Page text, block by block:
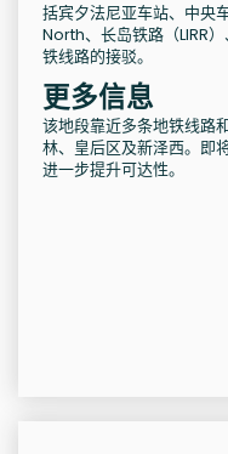
括宾夕法尼亚车站、中央
North、长岛铁路（LIRR
铁线路的接驳。
更多信息
该地段靠近多条地铁线路
林、皇后区及新泽西。即
进一步提升可达性。